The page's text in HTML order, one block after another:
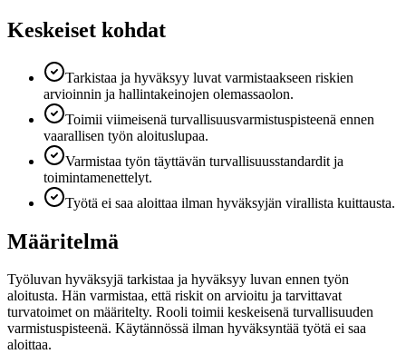
Keskeiset kohdat
Tarkistaa ja hyväksyy luvat varmistaakseen riskien
arvioinnin ja hallintakeinojen olemassaolon.
Toimii viimeisenä turvallisuusvarmistuspisteenä ennen
vaarallisen työn aloituslupaa.
Varmistaa työn täyttävän turvallisuusstandardit ja
toimintamenettelyt.
Työtä ei saa aloittaa ilman hyväksyjän virallista kuittausta.
Määritelmä
Työluvan hyväksyjä tarkistaa ja hyväksyy luvan ennen työn
aloitusta. Hän varmistaa, että riskit on arvioitu ja tarvittavat
turvatoimet on määritelty. Rooli toimii keskeisenä turvallisuuden
varmistuspisteenä. Käytännössä ilman hyväksyntää työtä ei saa
aloittaa.